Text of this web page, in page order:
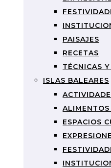
PAISAJES
RECETAS
TÉCNICAS
ISLAS BALEARES
ESPACIOS